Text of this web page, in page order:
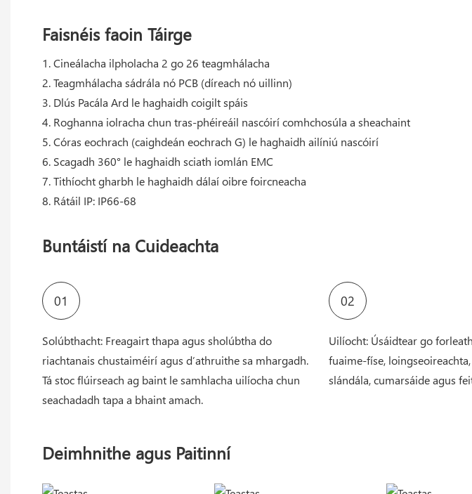
Faisnéis faoin Táirge
1. Cineálacha ilpholacha 2 go 26 teagmhálacha
2. Teagmhálacha sádrála nó PCB (díreach nó uillinn)
3. Dlús Pacála Ard le haghaidh coigilt spáis
4. Roghanna iolracha chun tras-phéireáil nascóirí comhchosúla a sheachaint
5. Córas eochrach (caighdeán eochrach G) le haghaidh ailíniú nascóirí
6. Scagadh 360° le haghaidh sciath iomlán EMC
7. Tithíocht gharbh le haghaidh dálaí oibre foircneacha
8. Rátáil IP: IP66-68
Buntáistí na Cuideachta
01
Solúbthacht: Freagairt thapa agus sholúbtha do
riachtanais chustaiméirí agus d’athruithe sa mhargadh.
Tá stoc flúirseach ag baint le samhlacha uilíocha chun
seachadadh tapa a bhaint amach.
02
Uilíocht: Úsáidtear go
fuaime-físe,
slándála, cumarsáide agus
Deimhnithe agus Paitinní